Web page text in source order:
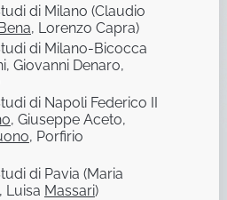
di Milano (Claudio
, Lorenzo Capra)
di Milano-Bicocca
Giovanni Denaro,
di Napoli Federico II
, Giuseppe Aceto,
, Porfirio
di Pavia (Maria
, Luisa Massari)